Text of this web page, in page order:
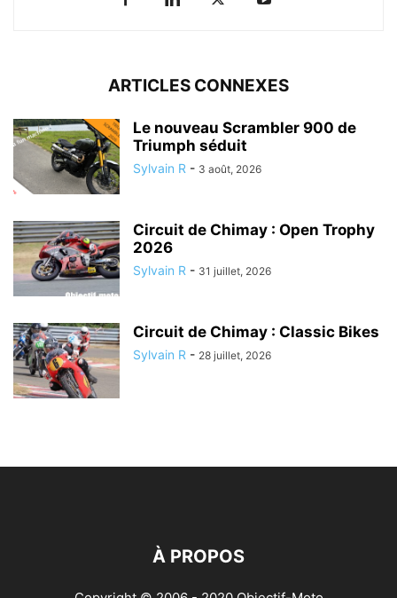
ARTICLES CONNEXES
Le nouveau Scrambler 900 de
Triumph séduit
Sylvain R - 3 août, 2026
Circuit de Chimay : Open Trophy
2026
Sylvain R - 31 juillet, 2026
Circuit de Chimay : Classic Bikes
Sylvain R - 28 juillet, 2026
À PROPOS